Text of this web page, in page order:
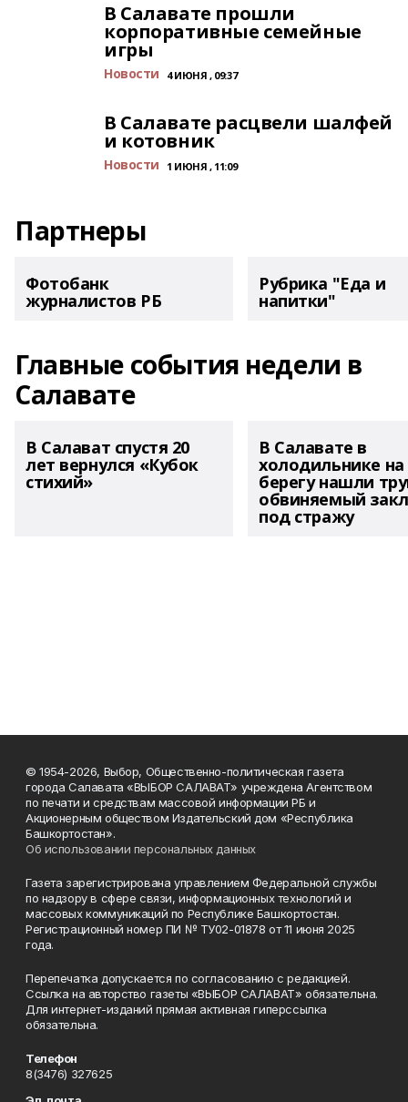
В Салавате прошли
корпоративные семейные
игры
Новости 4 ИЮНЯ , 09:37
В Салавате расцвели шалфей
и котовник
Новости 1 ИЮНЯ , 11:09
Партнеры
Фотобанк
журналистов РБ
Рубрика "Еда и
напитки"
Главные события недели в
Салавате
В Салават спустя 20
лет вернулся «Кубок
стихий»
В Салавате в
холодильнике на
берегу нашли
обвиняемый
под стражу
© 1954-2026, Выбор, Общественно-политическая газета
города Салавата «ВЫБОР САЛАВАТ» учреждена Агентством
по печати и средствам массовой информации РБ и
Акционерным обществом Издательский дом «Республика
Башкортостан».
Об использовании персональных данных
Газета зарегистрирована управлением Федеральной службы
по надзору в сфере связи, информационных технологий и
массовых коммуникаций по Республике Башкортостан.
Регистрационный номер ПИ № ТУ02-01878 от 11 июня 2025
года.
Перепечатка допускается по согласованию с редакцией.
Ссылка на авторство газеты «ВЫБОР САЛАВАТ» обязательна.
Для интернет-изданий прямая активная гиперссылка
обязательна.
Телефон
8(3476) 327625